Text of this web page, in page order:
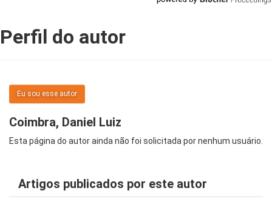
Perfil do autor
Eu sou esse autor
Coimbra, Daniel Luiz
Esta página do autor ainda não foi solicitada por nenhum usuário.
Artigos publicados por este autor